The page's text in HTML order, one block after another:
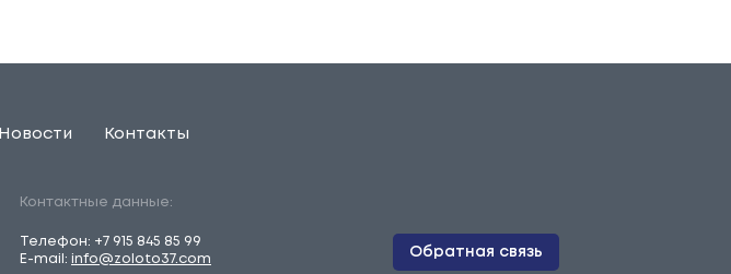
Новости Контакты
Контактные данные:
Телефон: +7 915 845 85 99
E-mail: info@zoloto37.com
Обратная связь